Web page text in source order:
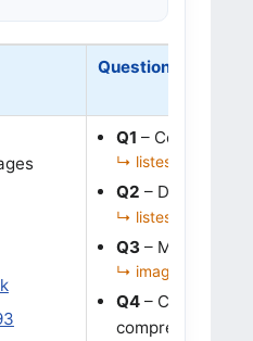
Questions /
Q1 –
↳ listes de pixels,
Q2 – Décoder
↳ listes, parcours
Q3 – Manipuler
↳ images, fichiers
Q4 – Charger/
compression.